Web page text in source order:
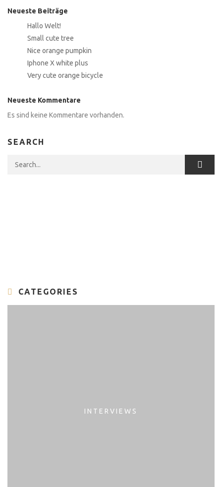
Neueste Beiträge
Hallo Welt!
Small cute tree
Nice orange pumpkin
Iphone X white plus
Very cute orange bicycle
Neueste Kommentare
Es sind keine Kommentare vorhanden.
SEARCH
Search for:
CATEGORIES
INTERVIEWS